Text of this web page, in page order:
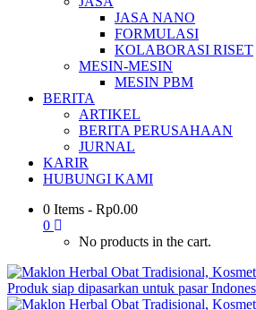
JASA NANO
FORMULASI
KOLABORASI RISET
MESIN-MESIN
MESIN PBM
BERITA
ARTIKEL
BERITA PERUSAHAAN
JURNAL
KARIR
HUBUNGI KAMI
0 Items - Rp0.00
0
No products in the cart.